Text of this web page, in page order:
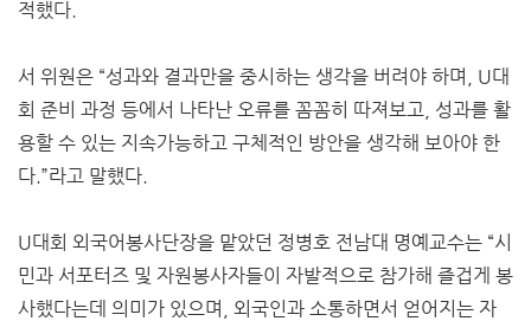
적했다.
서 위원은 “성과와 결과만을 중시하는 생각을 버려야 하며, U대
회 준비 과정 등에서 나타난 오류를 꼼꼼히 따져보고, 성과를 활
용할 수 있는 지속가능하고 구체적인 방안을 생각해 보아야 한
다.”라고 말했다.
U대회 외국어봉사단장을 맡았던 정병호 전남대 명예교수는 “시
민과 서포터즈 및 자원봉사자들이 자발적으로 참가해 즐겁게 봉
사했다는데 의미가 있으며, 외국인과 소통하면서 얻어지는 자